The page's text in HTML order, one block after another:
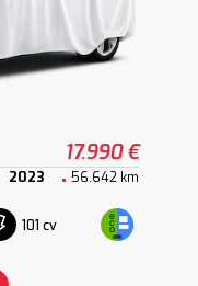
17.990 €
2023 56.642 km
101 cv